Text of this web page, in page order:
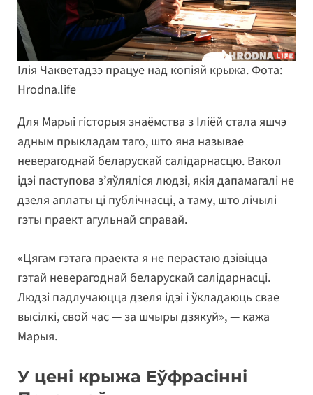
Ілія Чакветадзэ працуе над копіяй крыжа. Фота:
Hrodna.life
Для Марыі гісторыя знаёмства з Іліёй стала яшчэ
адным прыкладам таго, што яна называе
неверагоднай беларускай салідарнасцю. Вакол
ідэі паступова з’яўляліся людзі, якія дапамагалі не
дзеля аплаты ці публічнасці, а таму, што лічылі
гэты праект агульнай справай.
«Цягам гэтага праекта я не перастаю дзівіцца
гэтай неверагоднай беларускай салідарнасці.
Людзі падлучаюцца дзеля ідэі і ўкладаюць свае
высілкі, свой час — за шчыры дзякуй», — кажа
Марыя.
У цені крыжа Еўфрасінні